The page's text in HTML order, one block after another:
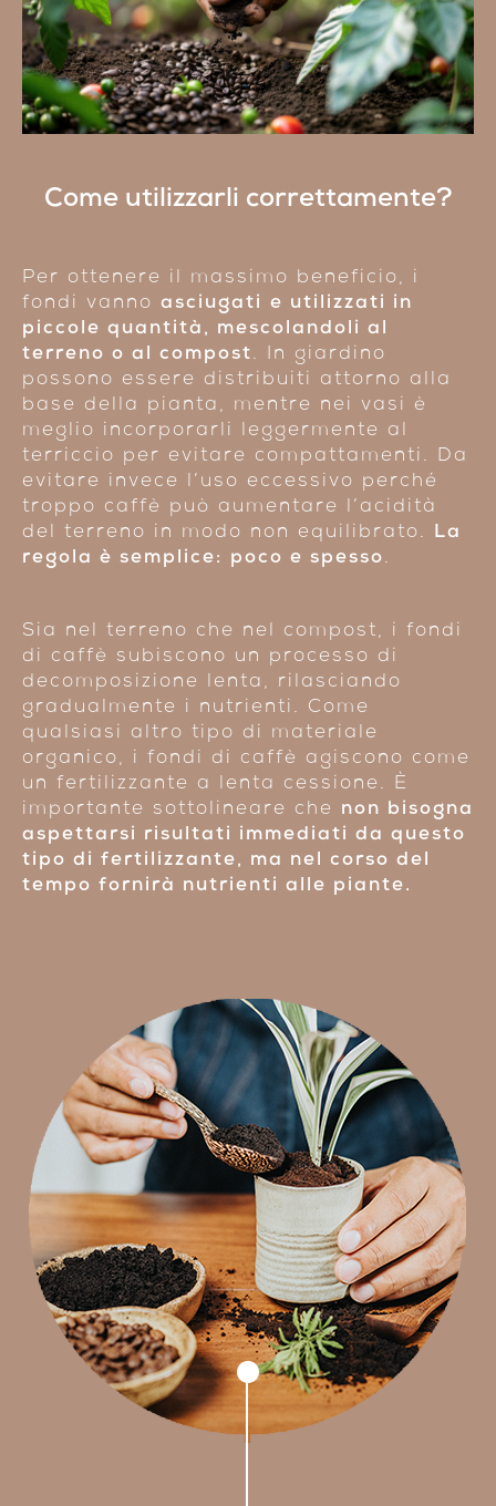
Come utilizzarli correttamente?
Per ottenere il massimo beneficio, i
fondi vanno asciugati e utilizzati in
piccole quantità, mescolandoli al
terreno o al compost. In giardino
possono essere distribuiti attorno alla
base della pianta, mentre nei vasi è
meglio incorporarli leggermente al
terriccio per evitare compattamenti. Da
evitare invece l’uso eccessivo perché
troppo caffè può aumentare l’acidità
del terreno in modo non equilibrato. La
regola è semplice:
poco e spesso.
Sia nel terreno che nel compost, i fondi
di caffè subiscono un processo di
decomposizione lenta, rilasciando
gradualmente i nutrienti. Come
qualsiasi altro tipo di materiale
organico, i fondi di caffè agiscono come
un fertilizzante a lenta cessione. È
importante sottolineare che non bisogna
aspettarsi risultati immediati da questo
tipo di fertilizzante, ma nel corso del
tempo fornirà nutrienti alle piante.